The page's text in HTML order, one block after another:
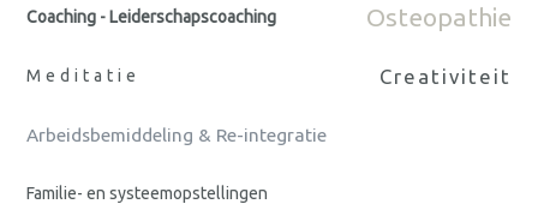
Coaching - Leiderschapscoaching Osteopathie
Meditatie Creativiteit
Arbeidsbemiddeling & Re-integratie
Familie- en systeemopstellingen